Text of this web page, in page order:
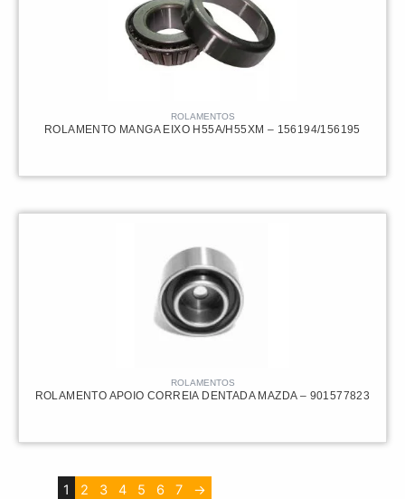
ROLAMENTOS
ROLAMENTO MANGA EIXO H55A/H55XM – 156194/156195
ROLAMENTOS
ROLAMENTO APOIO CORREIA DENTADA MAZDA – 901577823
1 2 3 4 5 6 7 →